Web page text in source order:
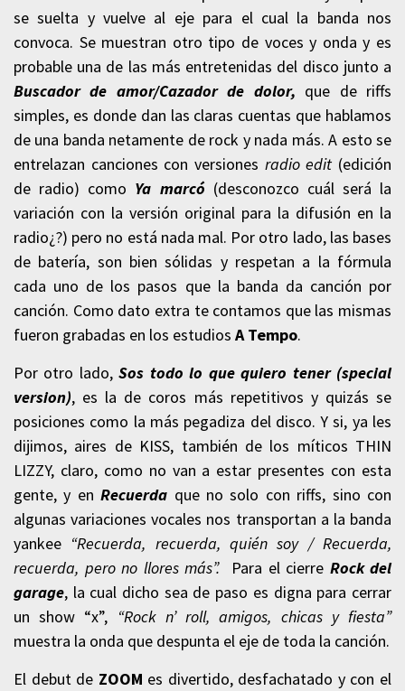
se suelta y vuelve al eje para el cual la banda nos
convoca. Se muestran otro tipo de voces y onda y es
probable una de las más entretenidas del disco junto a
Buscador de amor/Cazador de dolor, que de riffs
simples, es donde dan las claras cuentas que hablamos
de una banda netamente de rock y nada más. A esto se
entrelazan canciones con versiones radio edit (edición
de radio) como Ya marcó(desconozco cuál será la
variación con la versión original para la difusión en la
radio¿?) pero no está nada mal. Por otro lado, las bases
de batería, son bien sólidas y respetan a la fórmula
cada uno de los pasos que la banda da canción por
canción. Como dato extra te contamos que las mismas
fueron grabadas en los estudios A Tempo.
Por otro lado,Sos todo lo que quiero tener (special
version), es la de coros más repetitivos y quizás se
posiciones como la más pegadiza del disco. Y si, ya les
dijimos, aires de KISS, también de los míticos THIN
LIZZY, claro, como no van a estar presentes con esta
gente, y enRecuerda que no solo con riffs, sino con
algunas variaciones vocales nos transportan a la banda
yankee “Recuerda, recuerda, quién soy / Recuerda,
recuerda, pero no llores más”. Para el cierre Rock del
garage, la cual dicho sea de paso es digna para cerrar
un show “x”, “Rock n’ roll, amigos, chicas y fiesta”
muestra la onda que despunta el eje de toda la canción.
El debut de ZOOM es divertido, desfachatado y con el